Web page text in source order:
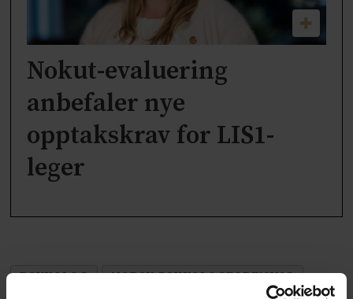
Nokut-evaluering
anbefaler nye
opptakskrav for LIS1-
leger
PSYKOLOG
NORSK PSYKOLOGFORENING